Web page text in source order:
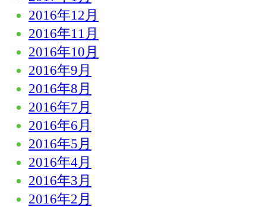
2016年12月
2016年11月
2016年10月
2016年9月
2016年8月
2016年7月
2016年6月
2016年5月
2016年4月
2016年3月
2016年2月